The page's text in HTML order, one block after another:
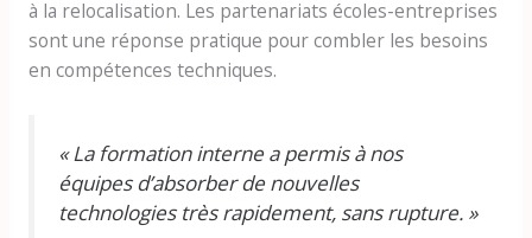
à la relocalisation. Les partenariats écoles-entreprises
sont une réponse pratique pour combler les besoins
en compétences techniques.
« La formation interne a permis à nos
équipes d’absorber de nouvelles
technologies très rapidement, sans rupture. »